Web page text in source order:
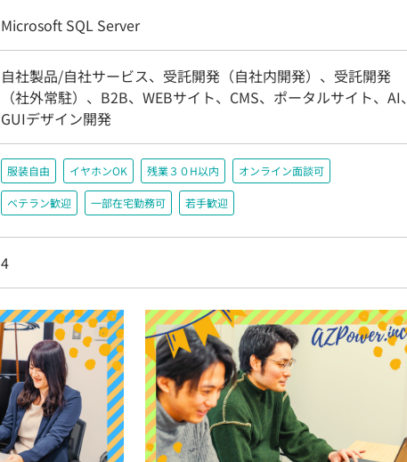
Microsoft SQL Server
自社製品/自社サービス、受託開発（自社内開発）、受託開発
（社外常駐）、B2B、WEBサイト、CMS、ポータルサイト、AI、
GUIデザイン開発
服装自由 イヤホンOK 残業３０H以内 オンライン面談可
ベテラン歓迎 一部在宅勤務可 若手歓迎
4